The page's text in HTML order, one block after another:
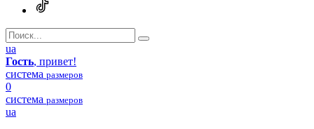
ua
Гость, привет!
система размеров
0
система размеров
ua